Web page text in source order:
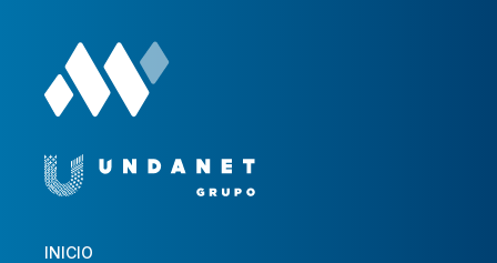
INICIO